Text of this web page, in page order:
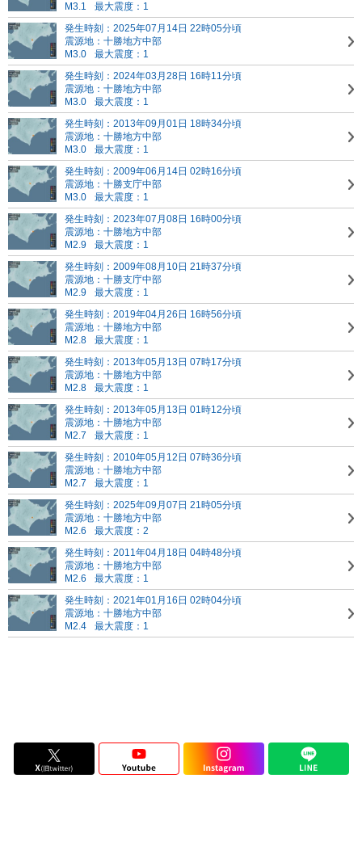
M3.1
最大震度：1
発生時刻：2025年07月14日 22時05分頃
震源地：十勝地方中部
M3.0
最大震度：1
発生時刻：2024年03月28日 16時11分頃
震源地：十勝地方中部
M3.0
最大震度：1
発生時刻：2013年09月01日 18時34分頃
震源地：十勝地方中部
M3.0
最大震度：1
発生時刻：2009年06月14日 02時16分頃
震源地：十勝支庁中部
M3.0
最大震度：1
発生時刻：2023年07月08日 16時00分頃
震源地：十勝地方中部
M2.9
最大震度：1
発生時刻：2009年08月10日 21時37分頃
震源地：十勝支庁中部
M2.9
最大震度：1
発生時刻：2019年04月26日 16時56分頃
震源地：十勝地方中部
M2.8
最大震度：1
発生時刻：2013年05月13日 07時17分頃
震源地：十勝地方中部
M2.8
最大震度：1
発生時刻：2013年05月13日 01時12分頃
震源地：十勝地方中部
M2.7
最大震度：1
発生時刻：2010年05月12日 07時36分頃
震源地：十勝地方中部
M2.7
最大震度：1
発生時刻：2025年09月07日 21時05分頃
震源地：十勝地方中部
M2.6
最大震度：2
発生時刻：2011年04月18日 04時48分頃
震源地：十勝地方中部
M2.6
最大震度：1
発生時刻：2021年01月16日 02時04分頃
震源地：十勝地方中部
M2.4
最大震度：1